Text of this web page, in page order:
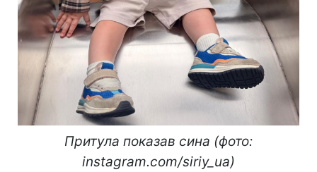
Притула показав сина (фото:
instagram.com/siriy_ua)